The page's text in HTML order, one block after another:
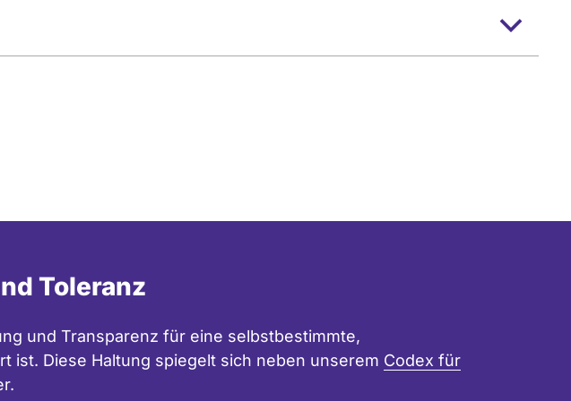
Toleranz
und Transparenz für eine selbstbestimmte,
ist. Diese Haltung spiegelt sich neben unserem Codex für